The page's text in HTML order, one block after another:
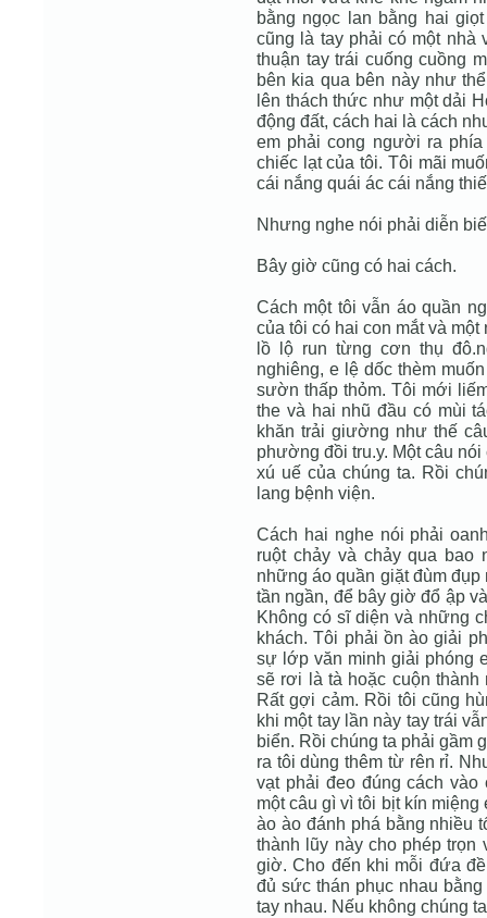
bằng ngọc lan bằng hai
cũng là tay phải có một nhà
thuận tay trái cuống cuồng
bên kia qua bên này như
lên thách thức như một dải
động đất, cách hai là cách
em phải cong người ra
chiếc lạt của tôi. Tôi mãi
cái nắng quái ác cái nắng
Nhưng nghe nói phải diễn
Bây giờ cũng có hai cách.
Cách một tôi vẫn áo quần
của tôi có hai con mắt và
lồ lộ run từng cơn thụ
nghiêng, e lệ dốc thèm
sườn thấp thỏm. Tôi mới
the và hai nhũ đầu có mùi
khăn trải giường như thế
phường đồi tru.y. Một câu
xú uế của chúng ta. Rồi
lang bệnh viện.
Cách hai nghe nói phải
ruột chảy và chảy qua bao
những áo quần giặt đùm
tần ngần, để bây giờ đổ ập
Không có sĩ diện và những
khách. Tôi phải ồn ào giải
sự lớp văn minh giải phóng
sẽ rơi là tà hoặc cuộn thành
Rất gợi cảm. Rồi tôi cũng
khi một tay lần này tay trái
biển. Rồi chúng ta phải gầm
ra tôi dùng thêm từ rên rỉ.
vạt phải đeo đúng cách
một câu gì vì tôi bịt kín
ào ào đánh phá bằng nhiều
thành lũy này cho phép
giờ. Cho đến khi mỗi đứa
đủ sức thán phục nhau
tay nhau. Nếu không chúng